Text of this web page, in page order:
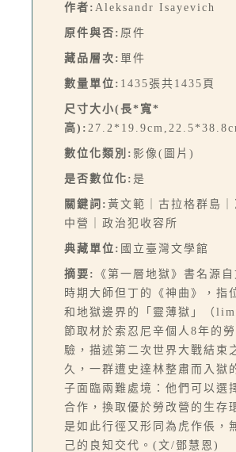
作者: Aleksandr Isayevich
原件與否: 原件
藏品層次: 單件
數量單位: 1435張共1435頁
尺寸大小(長*寬*
高):
數位化類別: 影像(圖片)
是否數位化: 是
關鍵詞: 黃文範｜古拉格群島
中營｜政治犯收容所
典藏單位: 國立臺灣文學館
摘要:
《第一層地獄》書名源
時期大師但丁的《神曲》，指
和地獄邊界的「靈薄獄」（
節取材於索忍尼辛個人8年的
驗，描述第二次世界大戰結束
久，一群遭史達林整肅而入獄
子面臨兩難處境：他們可以選
合作，換取優於勞改營的生存
是如此行徑又形同為虎作倀，
己的良知交代。(文/鄧慧恩)